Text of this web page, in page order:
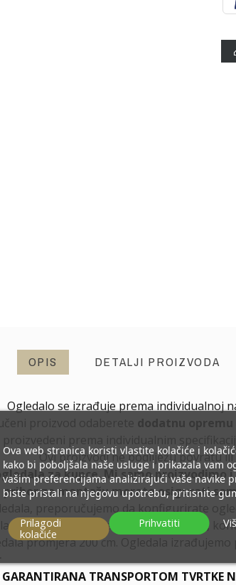
OPIS DETALJI PROIZVODA
Ogledalo se izrađuje prema individualnoj
proizvod odaberete
Ovi proizvodi ne podliježu povratu ili
za kupce. Mi samo
za montažu morate osigurati
preporučujemo da konfigurirate
ili Vam je potrebna drugačija podjela,
promjera 200 cm. Ogledala
GARANTIRANA TRANSPORTOM TVRTKE
Ova web stranica koristi vlastite kolačiće i
kako bi poboljšala naše usluge i prikazala vam
vašim preferencijama analizirajući vaše navike
biste pristali na njegovu upotrebu, pritisnite
Prilagodi
kolačiće
Prihvatiti